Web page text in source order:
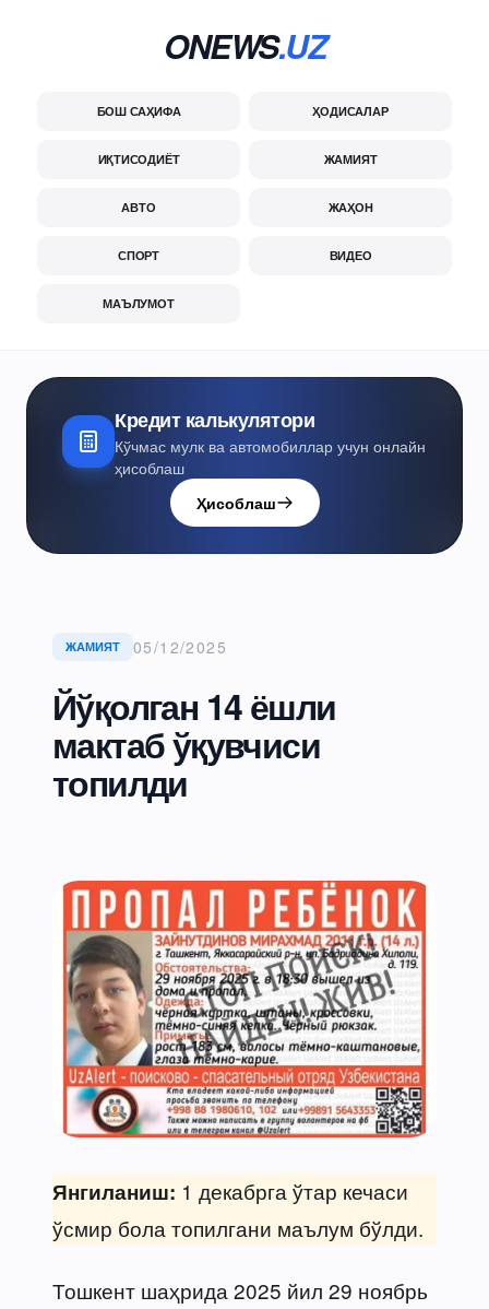
ONEWS.UZ
БОШ САҲИФА ҲОДИСАЛАР
ИҚТИСОДИЁТ ЖАМИЯТ
АВТО ЖАҲОН
СПОРТ ВИДЕО
МАЪЛУМОТ
Кредит калькулятори
Кўчмас мулк ва автомобиллар учун онлайн
ҳисоблаш
Ҳисоблаш
ЖАМИЯТ 05/12/2025
Йўқолган 14 ёшли
мактаб ўқувчиси
топилди
Янгиланиш: 1 декабрга ўтар кечаси
ўсмир бола топилгани маълум бўлди.
Тошкент шаҳрида 2025 йил 29 ноябрь